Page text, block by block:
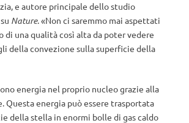
e autore principale dello studio
Nature. «Non ci saremmo mai aspettati
di una qualità così alta da poter vedere
della convezione sulla superficie della
energia nel proprio nucleo grazie alla
Questa energia può essere trasportata
della stella in enormi bolle di gas caldo